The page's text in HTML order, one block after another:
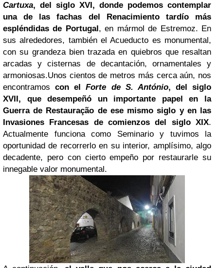
Cartuxa, del siglo XVI, donde podemos contemplar
una de las fachas del Renacimiento tardío más
espléndidas de Portugal, en mármol de Estremoz. En
sus alrededores, también el Acueducto es monumental,
con su grandeza bien trazada en quiebros que resaltan
arcadas y cisternas de decantación, ornamentales y
armoniosas.Unos cientos de metros más cerca aún, nos
encontramoscon elForte de S. António, del siglo
XVII, que desempeñó un importante papel en la
Guerra de Restauração de ese mismo siglo y en las
Invasiones Francesas de comienzos del siglo XIX.
Actualmente funciona como Seminario y tuvimos la
oportunidad de recorrerlo en su interior, amplísimo, algo
decadente, pero con cierto empeño por restaurarle su
innegable valor monumental.